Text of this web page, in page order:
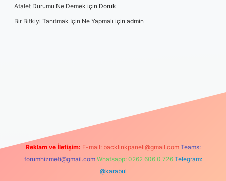
Atalet Durumu Ne Demek için Doruk
Bir Bitkiyi Tanıtmak Için Ne Yapmalı için admin
Reklam ve İletişim: E-mail: backlinkpaneli@gmail.com Teams:
forumhizmeti@gmail.com Whatsapp: 0262 606 0 726 Telegram:
@karabul